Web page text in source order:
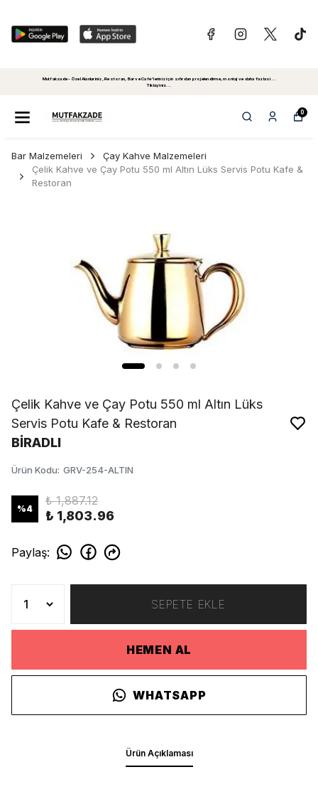
Mutfakzade - Özel Alanlariniz, Restoran, Bar ve Cafe'leriniz için sıfırdan projelendirme, montaj ve daha fazlasi...
Tiklayiniz...
0
Bar Malzemeleri
Çay Kahve Malzemeleri
Çelik Kahve ve Çay Potu 550 ml Altın Lüks Servis Potu Kafe &
Restoran
Çelik Kahve ve Çay Potu 550 ml Altın Lüks
Servis Potu Kafe & Restoran
BİRADLI
Ürün Kodu: GRV-254-ALTIN
%4
₺ 1,887.12
₺ 1,803.96
Paylaş:
SEPETE EKLE
HEMEN AL
WHATSAPP
Ürün Açıklaması